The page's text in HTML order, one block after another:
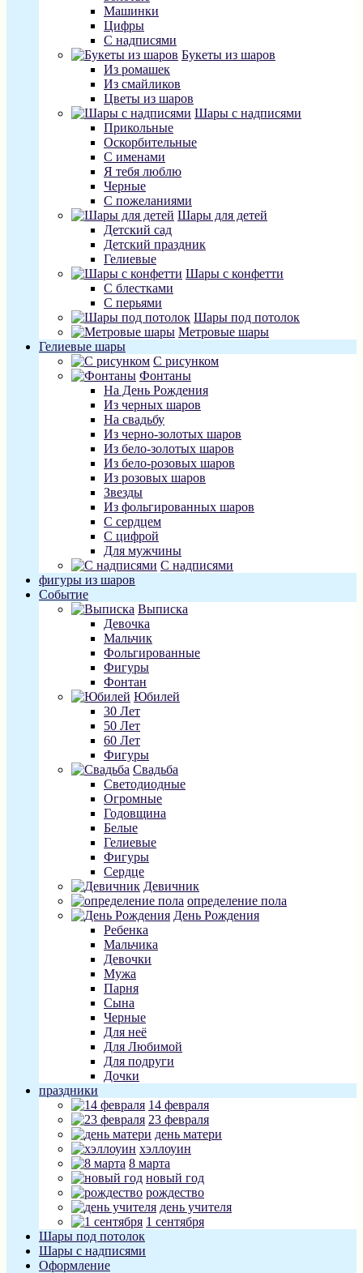
Машинки
Цифры
С надписями
Букеты из шаров
Из ромашек
Из смайликов
Цветы из шаров
Шары с надписями
Прикольные
Оскорбительные
С именами
Я тебя люблю
Черные
С пожеланиями
Шары для детей
Детский сад
Детский праздник
Гелиевые
Шары с конфетти
С блестками
С перьями
Шары под потолок
Метровые шары
Гелиевые шары
С рисунком
Фонтаны
На День Рождения
Из черных шаров
На свадьбу
Из черно-золотых шаров
Из бело-золотых шаров
Из бело-розовых шаров
Из розовых шаров
Звезды
Из фольгированных шаров
С сердцем
С цифрой
Для мужчины
С надписями
фигуры из шаров
Событие
Выписка
Девочка
Мальчик
Фольгированные
Фигуры
Фонтан
Юбилей
30 Лет
50 Лет
60 Лет
Фигуры
Свадьба
Светодиодные
Огромные
Годовщина
Белые
Гелиевые
Фигуры
Сердце
Девичник
определение пола
День Рождения
Ребенка
Мальчика
Девочки
Мужа
Парня
Сына
Черные
Для неё
Для Любимой
Для подруги
Дочки
праздники
14 февраля
23 февраля
день матери
хэллоуин
8 марта
новый год
рождество
день учителя
1 сентября
Шары под потолок
Шары с надписями
Оформление